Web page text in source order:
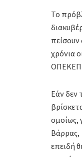
Το
χρόνια
Εάν δεν
ομοίως,
Βάρρας,
επειδή